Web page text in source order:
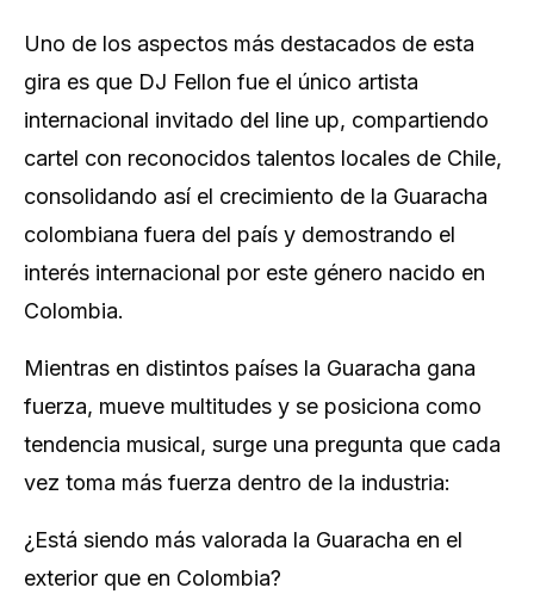
Uno de los aspectos más destacados de esta
gira es que DJ Fellon fue el único artista
internacional invitado del line up, compartiendo
cartel con reconocidos talentos locales de Chile,
consolidando así el crecimiento de la Guaracha
colombiana fuera del país y demostrando el
interés internacional por este género nacido en
Colombia.
Mientras en distintos países la Guaracha gana
fuerza, mueve multitudes y se posiciona como
tendencia musical, surge una pregunta que cada
vez toma más fuerza dentro de la industria:
¿Está siendo más valorada la Guaracha en el
exterior que en Colombia?